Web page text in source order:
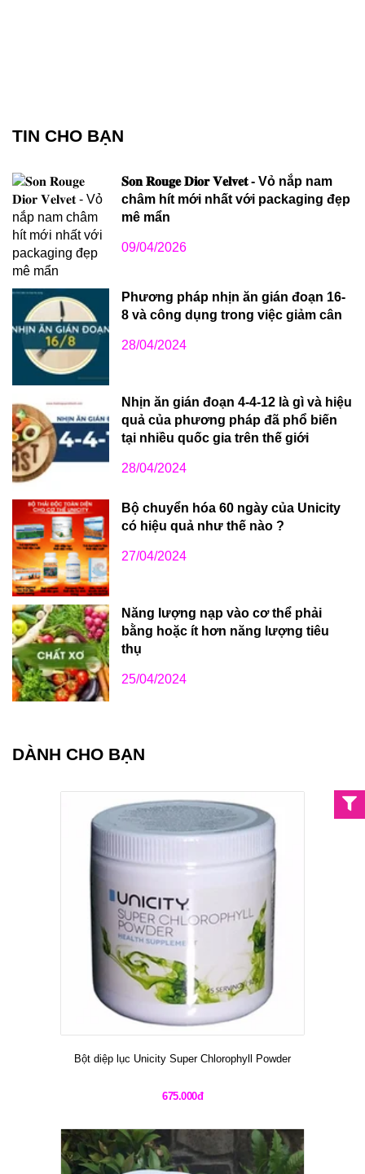
TIN CHO BẠN
𝐒𝐨𝐧 𝐑𝐨𝐮𝐠𝐞 𝐃𝐢𝐨𝐫 𝐕𝐞𝐥𝐯𝐞𝐭 - Vỏ nắp nam
châm hít mới nhất với packaging đẹp
mê mẩn
09/04/2026
Phương pháp nhịn ăn gián đoạn 16-
8 và công dụng trong việc giảm cân
28/04/2024
Nhịn ăn gián đoạn 4-4-12 là gì và hiệu
quả của phương pháp đã phổ biến
tại nhiều quốc gia trên thế giới
28/04/2024
Bộ chuyển hóa 60 ngày của Unicity
có hiệu quả như thế nào ?
27/04/2024
Năng lượng nạp vào cơ thể phải
bằng hoặc ít hơn năng lượng tiêu
thụ
25/04/2024
DÀNH CHO BẠN
Bột diệp lục Unicity Super Chlorophyll Powder
675.000đ